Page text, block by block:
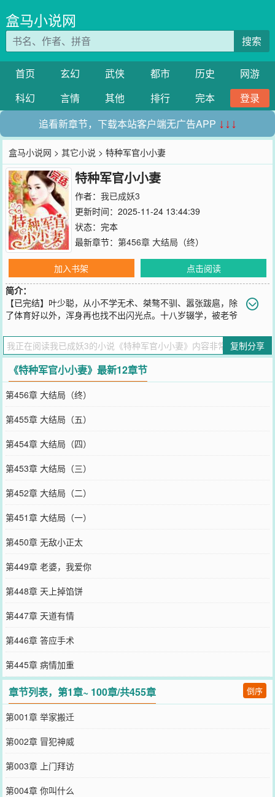
盒马小说网
搜索
首页 玄幻 武侠 都市 历史
网游
科幻
言情 其他 排行 完本
登录
追看新章节，下载本站客户端无广告APP ↓↓↓
盒马小说网 >其它小说 > 特种军官小小妻
特种军官小小妻
作者： 我已成妖3
更新时间：2025-11-24 13:44:39
状态：完本
最新章节： 第456章 大结局（终）
加入书架
点击阅读
简介：
【已完结】叶少聪，从小不学无术、桀骜不驯、嚣张跋扈，除
了体育好以外，浑身再也找不出闪光点。十八岁辍学，被老爷
所周知的天才，远近闻名的才女，从小学习优异、乖巧懂事、美丽可
人。所谓的人见人爱花见花开车见车载形容的就是此等绝妙女子！求
学期间，考试从未下过第一名，顺顺利利一路高升，直到成为导师争
相抢夺的得意门生！原是天壤之别的两人，多年后重逢
您要是觉得《 特种军官小小妻
博微信里的朋友推荐哦！
复制分享
《特种军官小小妻》最新12章节
第456章 大结局（终）
第455章 大结局（五）
第454章 大结局（四）
第453章 大结局（三）
第452章 大结局（二）
第451章 大结局（一）
第450章 无敌小正太
第449章 老婆，我爱你
第448章 天上掉馅饼
第447章 天道有情
第446章 答应手术
第445章 病情加重
章节列表，第1章~ 100章/共455章 倒序
第001章 举家搬迁
第002章 冒犯神威
第003章 上门拜访
第004章 你叫什么